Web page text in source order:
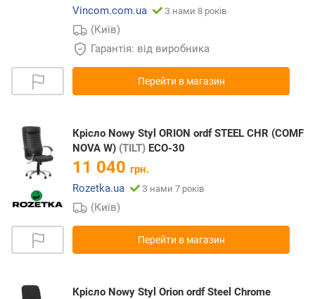
Vincom.com.ua
З нами 8 років
(Київ)
Гарантія: від виробника
Перейти в магазин
Крісло Nowy Styl ORION ordf STEEL CHR (COMF
NOVA W) (TILT) ECO-30
11 040 грн.
Rozetka.ua
З нами 7 років
(Київ)
Перейти в магазин
Крісло Nowy Styl Orion ordf Steel Chrome